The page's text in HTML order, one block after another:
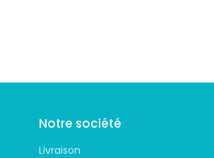
Notre société
Livraison